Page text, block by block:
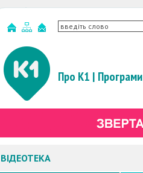
Про К1 | Програми
ВІДЕОТЕКА